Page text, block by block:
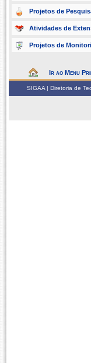
Projetos de
Atividades de
Projetos de
Ir ao Menu
SIGAA | Diretoria de